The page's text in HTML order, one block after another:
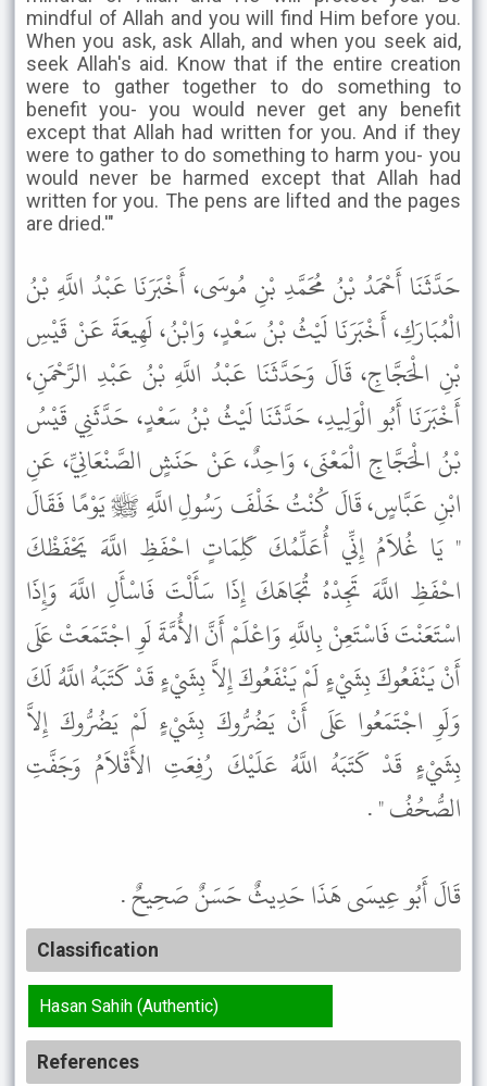
mindful of Allah and you will find Him before you.
When you ask, ask Allah, and when you seek aid,
seek Allah's aid. Know that if the entire creation
were to gather together to do something to
benefit you- you would never get any benefit
except that Allah had written for you. And if they
were to gather to do something to harm you- you
would never be harmed except that Allah had
written for you. The pens are lifted and the pages
are dried.'"
حَدَّثَنَا أَحْمَدُ بْنُ مُحَمَّدِ بْنِ مُوسَى، أَخْبَرَنَا عَبْدُ اللَّهِ بْنُ
الْمُبَارَكِ، أَخْبَرَنَا لَيْثُ بْنُ سَعْدٍ، وَابْنُ، لَهِيعَةَ عَنْ قَيْسِ
بْنِ الْحَجَّاجِ، قَالَ وَحَدَّثَنَا عَبْدُ اللَّهِ بْنُ عَبْدِ الرَّحْمَنِ،
أَخْبَرَنَا أَبُو الْوَلِيدِ، حَدَّثَنَا لَيْثُ بْنُ سَعْدٍ، حَدَّثَنِي قَيْسُ
بْنُ الْحَجَّاجِ الْمَعْنَى، وَاحِدٌ، عَنْ حَنَشٍ الصَّنْعَانِيِّ، عَنِ
ابْنِ عَبَّاسٍ، قَالَ كُنْتُ خَلْفَ رَسُولِ اللَّهِ ﷺ يَوْمًا فَقَالَ
" يَا غُلاَمُ إِنِّي أُعَلِّمُكَ كَلِمَاتٍ احْفَظِ اللَّهَ يَحْفَظْكَ
احْفَظِ اللَّهَ تَجِدْهُ تُجَاهَكَ إِذَا سَأَلْتَ فَاسْأَلِ اللَّهَ وَإِذَا
اسْتَعَنْتَ فَاسْتَعِنْ بِاللَّهِ وَاعْلَمْ أَنَّ الأُمَّةَ لَوِ اجْتَمَعَتْ عَلَى
أَنْ يَنْفَعُوكَ بِشَيْءٍ لَمْ يَنْفَعُوكَ إِلاَّ بِشَيْءٍ قَدْ كَتَبَهُ اللَّهُ لَكَ
وَلَوِ اجْتَمَعُوا عَلَى أَنْ يَضُرُّوكَ بِشَيْءٍ لَمْ يَضُرُّوكَ إِلاَّ
بِشَيْءٍ قَدْ كَتَبَهُ اللَّهُ عَلَيْكَ رُفِعَتِ الأَقْلاَمُ وَجَفَّتِ
الصُّحُفُ " .
قَالَ أَبُو عِيسَى هَذَا حَدِيثٌ حَسَنٌ صَحِيحٌ .
Classification
Hasan Sahih (Authentic)
References